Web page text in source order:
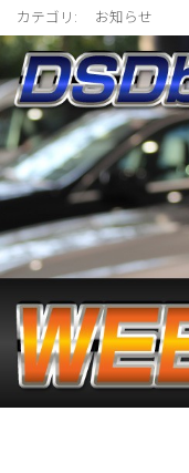
カテゴリ:
お知らせ